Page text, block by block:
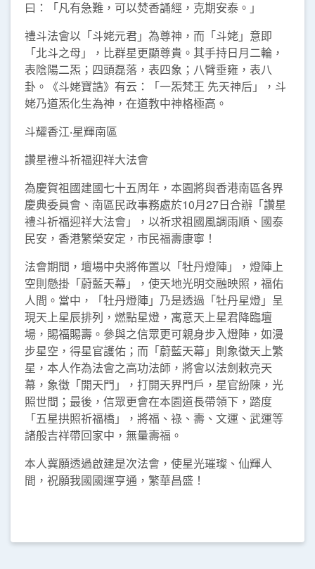
曰：「凡有急難，可以焚香誦經，克期安泰。」
禮斗法會以「斗姥元君」為尊神，而「斗姥」意即
「北斗之母」，比群星更顯尊貴。其手持日月二輪，
表陰陽二炁；四頭磊落，表四象；八臂垂雍，表八
卦。《斗姥寶誥》有云：「一炁梵王 先天神后」，斗
姥乃道炁化生為神，在道教中神格極高。
斗耀香江‧星輝南區
讚星禮斗祈福迎祥大法會
為慶賀祖國建國七十五周年，本園將與香港南區各界
慶典委員會、南區民政事務處於10月27日合辦「讚星
禮斗祈福迎祥大法會」，以祈求祖國風調雨順、國泰
民安，香港繁榮安定，市民福壽康寧！
法會期間，壇場中央將佈置以「牡丹燈陣」，燈陣上
空則懸掛「蔚藍天幕」，使天地光明交融映照，福佑
人間。當中，「牡丹燈陣」乃是透過「牡丹星燈」呈
現天上星辰排列，燃點星燈，寓意天上星君降臨壇
場，賜福賜壽。參與之信眾更可親身步入燈陣，如漫
步星空，得星官護佑；而「蔚藍天幕」則象徵天上繁
星，本人作為法會之高功法師，將會以法劍敕亮天
幕，象徵「開天門」，打開天界門戶，星官紛陳，光
照世間；最後，信眾更會在本園道長帶領下，踏度
「五星拱照祈福橋」，將福、祿、壽、文運、武運等
諸般吉祥帶回家中，無量壽福。
本人冀願透過啟建是次法會，使星光璀璨、仙輝人
間，祝願我國國運亨通，繁華昌盛！